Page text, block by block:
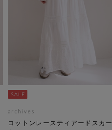
archives
コットンレースティアードスカー